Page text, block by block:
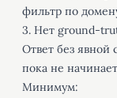
фильтр по
3. Нет ground-
Ответ без явной
пока не
Минимум: